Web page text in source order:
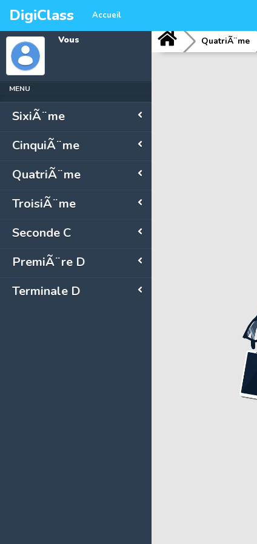
DigiClass Accueil
Vous
MENU
SixiÃ¨me
CinquiÃ¨me
QuatriÃ¨me
TroisiÃ¨me
Seconde C
PremiÃ¨re D
Terminale D
QuatriÃ¨me